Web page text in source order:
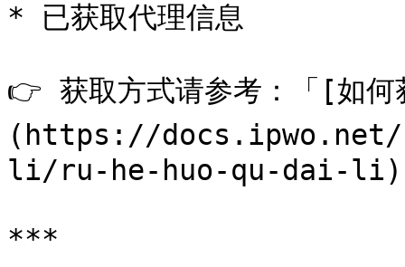
* 已获取代理信息
👉 获取方式请参考：「[如何
(https://
li/ru-he-huo-qu-dai-li)
***